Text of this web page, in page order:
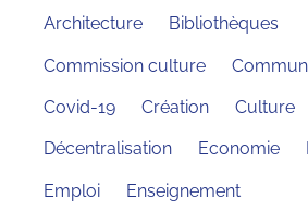
Architecture Bibliothèques
Commission culture
Covid-19 Création Culture
Décentralisation Economie
Emploi Enseignement